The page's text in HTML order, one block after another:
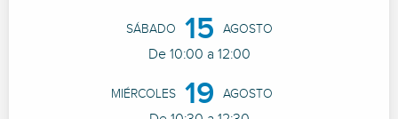
SÁBADO 15 AGOSTO
De 10:00 a 12:00
MIÉRCOLES 19 AGOSTO